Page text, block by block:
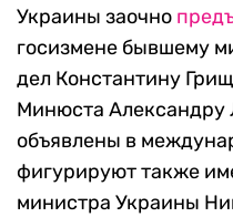
Украины заочно
госизмене бывшему
дел Константину
Минюста Александру
объявлены в
фигурируют также
министра Украины